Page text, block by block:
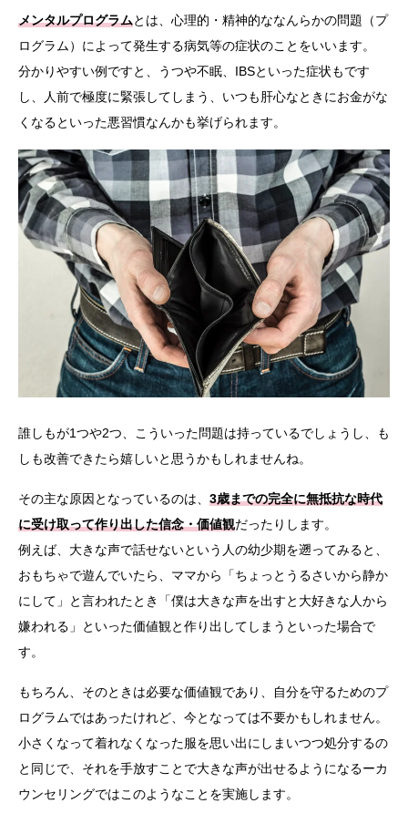
メンタルプログラムとは、心理的・精神的ななんらかの問題（プ
ログラム）によって発生する病気等の症状のことをいいます。
分かりやすい例ですと、うつや不眠、IBSといった症状もです
し、人前で極度に緊張してしまう、いつも肝心なときにお金がな
くなるといった悪習慣なんかも挙げられます。
誰しもが1つや2つ、こういった問題は持っているでしょうし、も
しも改善できたら嬉しいと思うかもしれませんね。
その主な原因となっているのは、 3歳までの完全に無抵抗な時代
に受け取って作り出した信念・価値観だったりします。
例えば、大きな声で話せないという人の幼少期を遡ってみると、
おもちゃで遊んでいたら、ママから「ちょっとうるさいから静か
にして」と言われたとき「僕は大きな声を出すと大好きな人から
嫌われる」といった価値観と作り出してしまうといった場合で
す。
もちろん、そのときは必要な価値観であり、自分を守るためのプ
ログラムではあったけれど、今となっては不要かもしれません。
小さくなって着れなくなった服を思い出にしまいつつ処分するの
と同じで、それを手放すことで大きな声が出せるようになるーカ
ウンセリングではこのようなことを実施します。